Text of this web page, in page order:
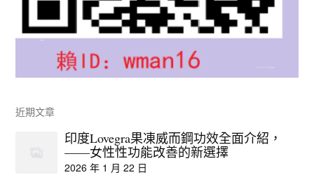
近期文章
印度Lovegra果凍威而鋼功效全面介紹，
——女性性功能改善的新選擇
2026 年 1 月 22 日